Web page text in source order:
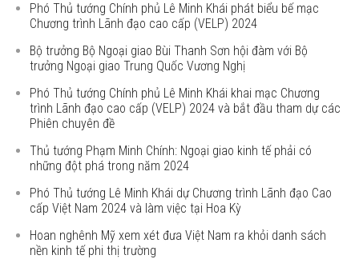
Phó Thủ tướng Chính phủ Lê Minh Khái phát biểu bế mạc
Chương trình Lãnh đạo cao cấp (VELP) 2024
Bộ trưởng Bộ Ngoại giao Bùi Thanh Sơn hội đàm với Bộ
trưởng Ngoại giao Trung Quốc Vương Nghị
Phó Thủ tướng Chính phủ Lê Minh Khái khai mạc Chương
trình Lãnh đạo cao cấp (VELP) 2024 và bắt đầu tham dự các
Phiên chuyên đề
Thủ tướng Phạm Minh Chính: Ngoại giao kinh tế phải có
những đột phá trong năm 2024
Phó Thủ tướng Lê Minh Khái dự Chương trình Lãnh đạo Cao
cấp Việt Nam 2024 và làm việc tại Hoa Kỳ
Hoan nghênh Mỹ xem xét đưa Việt Nam ra khỏi danh sách
nền kinh tế phi thị trường